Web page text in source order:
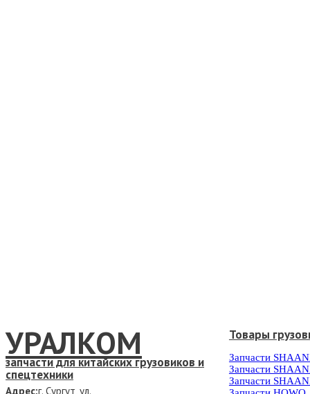
УРАЛКОМ
запчасти для китайских грузовиков и
спецтехники
Адрес:г. Сургут, ул.
Товары
Запчасти
Запчасти
Запчасти